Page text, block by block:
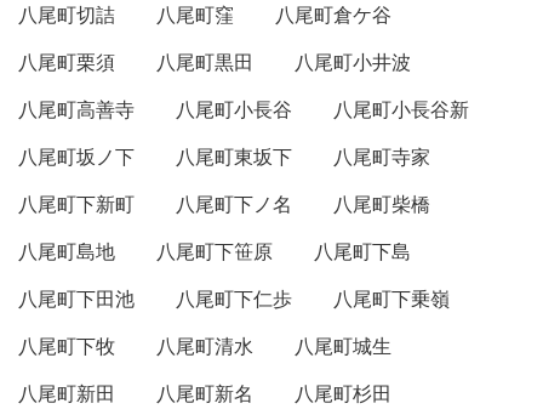
八尾町切詰
八尾町窪
八尾町倉ケ谷
八尾町栗須
八尾町黒田
八尾町小井波
八尾町高善寺
八尾町小長谷
八尾町小長谷新
八尾町坂ノ下
八尾町東坂下
八尾町寺家
八尾町下新町
八尾町下ノ名
八尾町柴橋
八尾町島地
八尾町下笹原
八尾町下島
八尾町下田池
八尾町下仁歩
八尾町下乗嶺
八尾町下牧
八尾町清水
八尾町城生
八尾町新田
八尾町新名
八尾町杉田